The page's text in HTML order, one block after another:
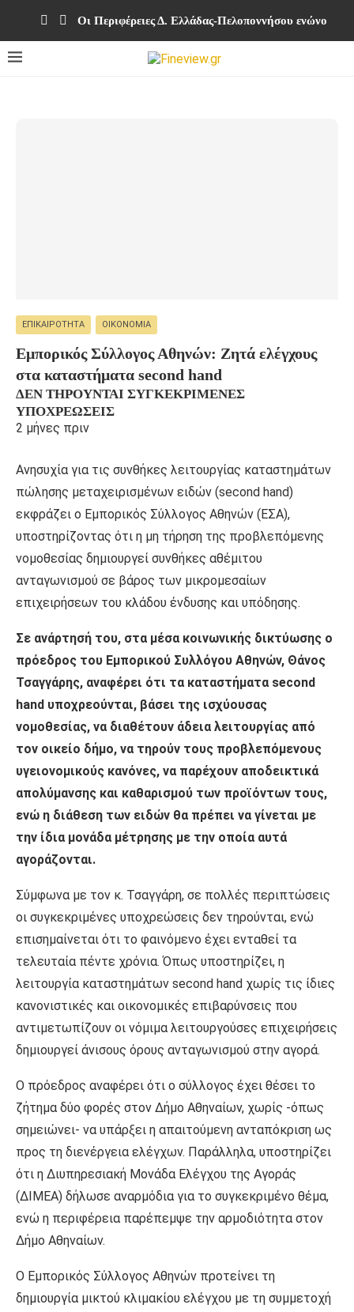
Οι Περιφέρειες Δ. Ελλάδας-Πελοποννήσου ενώνουν
ΕΠΙΚΑΙΡΌΤΗΤΑ ΟΙΚΟΝΟΜΊΑ
Εμπορικός Σύλλογος Αθηνών: Ζητά ελέγχους
στα καταστήματα second hand
ΔΕΝ ΤΗΡΟΎΝΤΑΙ ΣΥΓΚΕΚΡΙΜΈΝΕΣ
ΥΠΟΧΡΕΏΣΕΙΣ
2 μήνες πριν
Ανησυχία για τις συνθήκες λειτουργίας καταστημάτων
πώλησης μεταχειρισμένων ειδών (second hand)
εκφράζει ο Εμπορικός Σύλλογος Αθηνών (ΕΣΑ),
υποστηρίζοντας ότι η μη τήρηση της προβλεπόμενης
νομοθεσίας δημιουργεί συνθήκες αθέμιτου
ανταγωνισμού σε βάρος των μικρομεσαίων
επιχειρήσεων του κλάδου ένδυσης και υπόδησης.
Σε ανάρτησή του, στα μέσα κοινωνικής δικτύωσης ο
πρόεδρος του Εμπορικού Συλλόγου Αθηνών, Θάνος
Τσαγγάρης, αναφέρει ότι τα καταστήματα second
hand υποχρεούνται, βάσει της ισχύουσας
νομοθεσίας, να διαθέτουν άδεια λειτουργίας από
τον οικείο δήμο, να τηρούν τους προβλεπόμενους
υγειονομικούς κανόνες, να παρέχουν αποδεικτικά
απολύμανσης και καθαρισμού των προϊόντων τους,
ενώ η διάθεση των ειδών θα πρέπει να γίνεται με
την ίδια μονάδα μέτρησης με την οποία αυτά
αγοράζονται.
Σύμφωνα με τον κ. Τσαγγάρη, σε πολλές περιπτώσεις
οι συγκεκριμένες υποχρεώσεις δεν τηρούνται, ενώ
επισημαίνεται ότι το φαινόμενο έχει ενταθεί τα
τελευταία πέντε χρόνια. Όπως υποστηρίζει, η
λειτουργία καταστημάτων second hand χωρίς τις ίδιες
κανονιστικές και οικονομικές επιβαρύνσεις που
αντιμετωπίζουν οι νόμιμα λειτουργούσες επιχειρήσεις
δημιουργεί άνισους όρους ανταγωνισμού στην αγορά.
Ο πρόεδρος αναφέρει ότι ο σύλλογος έχει θέσει το
ζήτημα δύο φορές στον Δήμο Αθηναίων, χωρίς -όπως
σημειώνει- να υπάρξει η απαιτούμενη ανταπόκριση ως
προς τη διενέργεια ελέγχων. Παράλληλα, υποστηρίζει
ότι η Διυπηρεσιακή Μονάδα Ελέγχου της Αγοράς
(ΔΙΜΕΑ) δήλωσε αναρμόδια για το συγκεκριμένο θέμα,
ενώ η περιφέρεια παρέπεμψε την αρμοδιότητα στον
Δήμο Αθηναίων.
Ο Εμπορικός Σύλλογος Αθηνών προτείνει τη
δημιουργία μικτού κλιμακίου ελέγχου με τη συμμετοχή